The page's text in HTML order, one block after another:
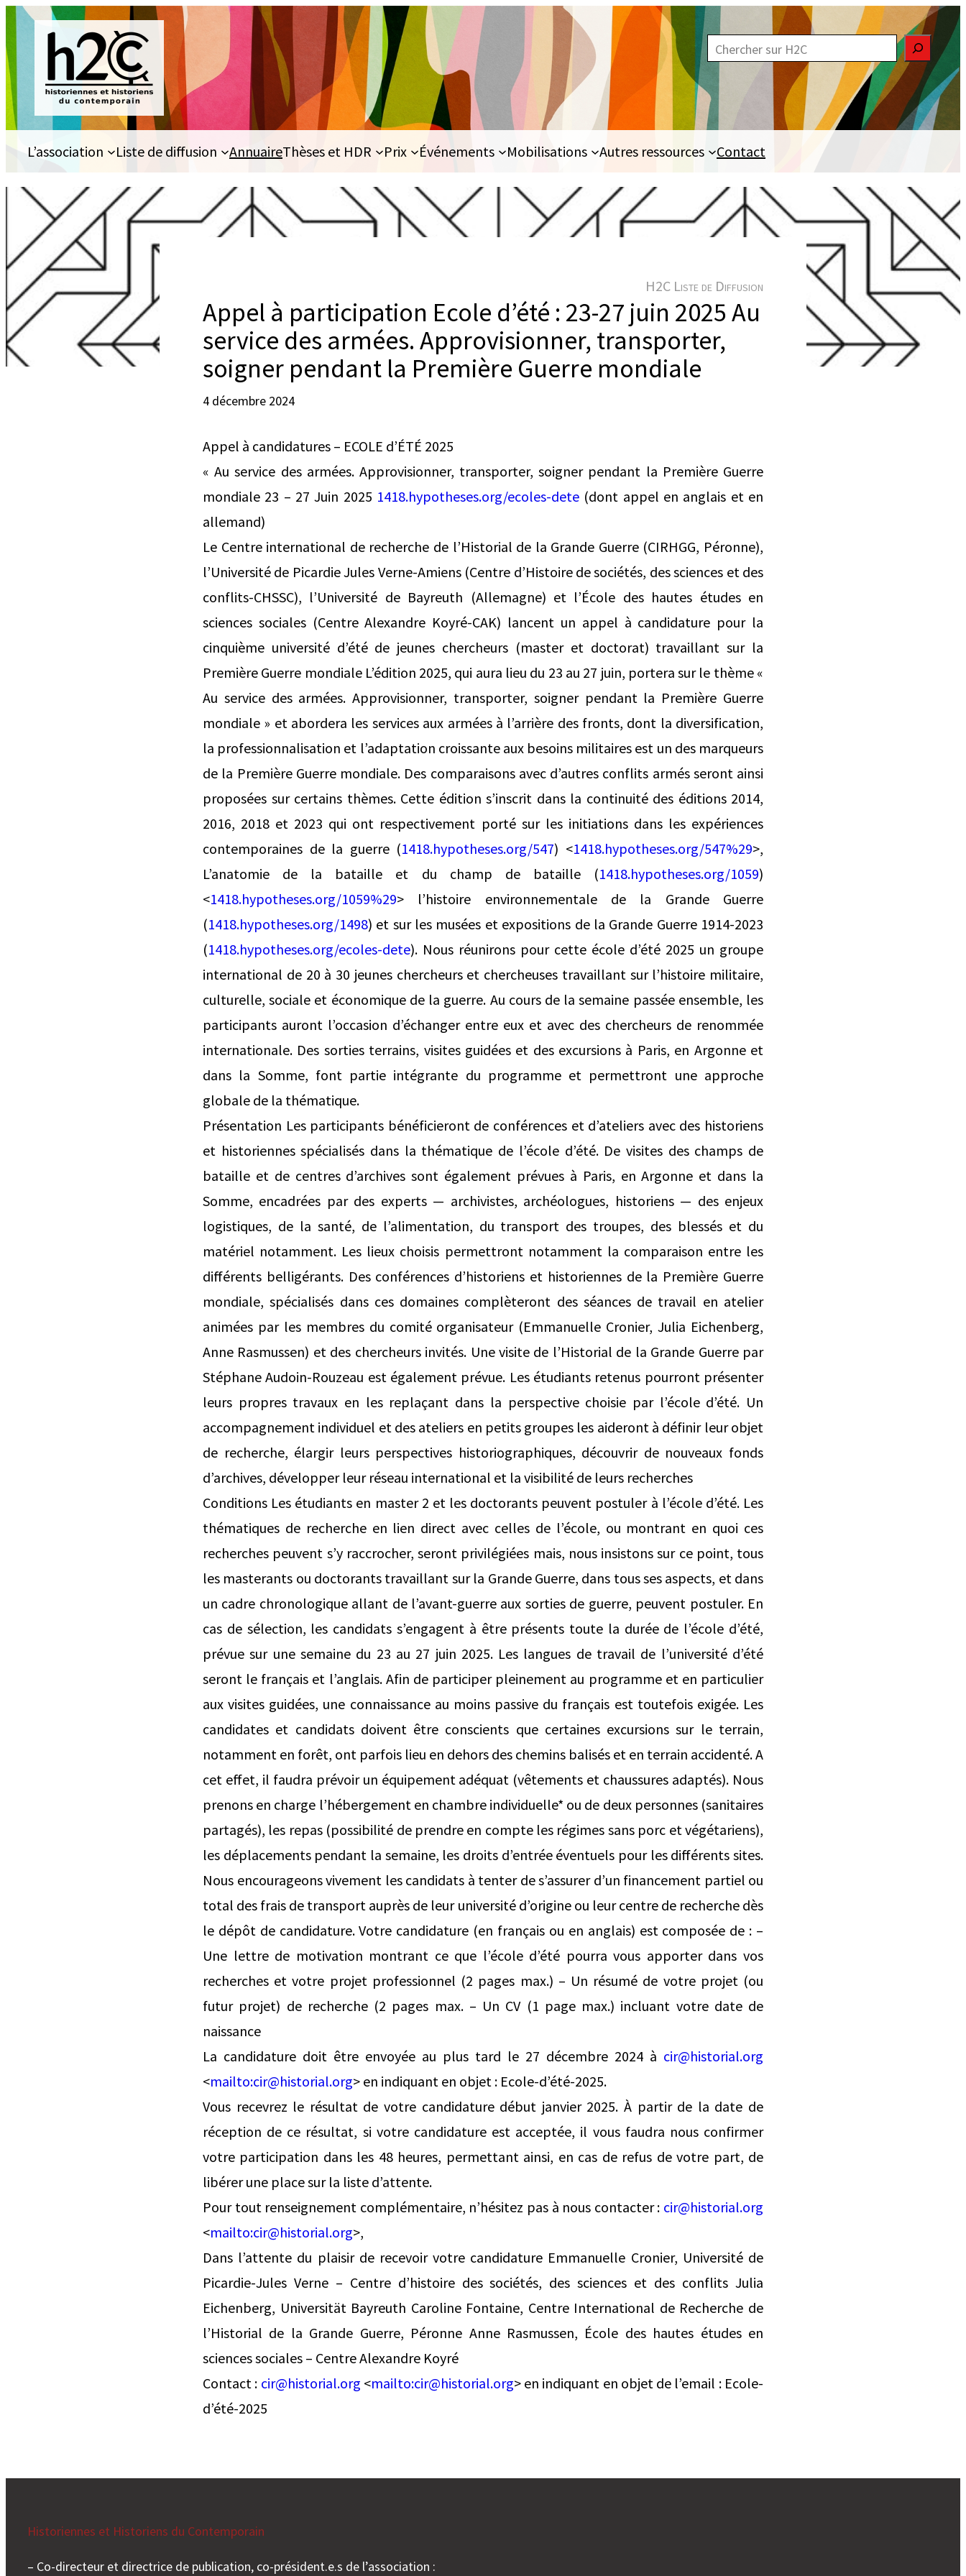
Aller
au
contenu
c
h
e
c
L’association Liste de diffusion AnnuaireThèses et HDR Prix Événements Mobilisations Autres ressources Contact
H2C Liste de Diffusion
Appel à participation Ecole d’été : 23-27 juin 2025 Au
service des armées. Approvisionner, transporter,
soigner pendant la Première Guerre mondiale
4 décembre 2024
Appel à candidatures – ECOLE d’ÉTÉ 2025
« Au service des armées. Approvisionner, transporter, soigner pendant la Première Guerre
mondiale 23 – 27 Juin 2025 1418.hypotheses.org/ecoles-dete (dont appel en anglais et en
allemand)
Le Centre international de recherche de l’Historial de la Grande Guerre (CIRHGG, Péronne),
l’Université de Picardie Jules Verne-Amiens (Centre d’Histoire de sociétés, des sciences et des
conflits-CHSSC), l’Université de Bayreuth (Allemagne) et l’École des hautes études en
sciences sociales (Centre Alexandre Koyré-CAK) lancent un appel à candidature pour la
cinquième université d’été de jeunes chercheurs (master et doctorat) travaillant sur la
Première Guerre mondiale L’édition 2025, qui aura lieu du 23 au 27 juin, portera sur le thème «
Au service des armées. Approvisionner, transporter, soigner pendant la Première Guerre
mondiale » et abordera les services aux armées à l’arrière des fronts, dont la diversification,
la professionnalisation et l’adaptation croissante aux besoins militaires est un des marqueurs
de la Première Guerre mondiale. Des comparaisons avec d’autres conflits armés seront ainsi
proposées sur certains thèmes. Cette édition s’inscrit dans la continuité des éditions 2014,
2016, 2018 et 2023 qui ont respectivement porté sur les initiations dans les expériences
contemporaines de la guerre (1418.hypotheses.org/547) <1418.hypotheses.org/547%29>,
L’anatomie de la bataille et du champ de bataille (1418.hypotheses.org/1059)
<1418.hypotheses.org/1059%29> l’histoire environnementale de la Grande Guerre
(1418.hypotheses.org/1498) et sur les musées et expositions de la Grande Guerre 1914-2023
(1418.hypotheses.org/ecoles-dete). Nous réunirons pour cette école d’été 2025 un groupe
international de 20 à 30 jeunes chercheurs et chercheuses travaillant sur l’histoire militaire,
culturelle, sociale et économique de la guerre. Au cours de la semaine passée ensemble, les
participants auront l’occasion d’échanger entre eux et avec des chercheurs de renommée
internationale. Des sorties terrains, visites guidées et des excursions à Paris, en Argonne et
dans la Somme, font partie intégrante du programme et permettront une approche
globale de la thématique.
Présentation Les participants bénéficieront de conférences et d’ateliers avec des historiens
et historiennes spécialisés dans la thématique de l’école d’été. De visites des champs de
bataille et de centres d’archives sont également prévues à Paris, en Argonne et dans la
Somme, encadrées par des experts — archivistes, archéologues, historiens — des enjeux
logistiques, de la santé, de l’alimentation, du transport des troupes, des blessés et du
matériel notamment. Les lieux choisis permettront notamment la comparaison entre les
différents belligérants. Des conférences d’historiens et historiennes de la Première Guerre
mondiale, spécialisés dans ces domaines complèteront des séances de travail en atelier
animées par les membres du comité organisateur (Emmanuelle Cronier, Julia Eichenberg,
Anne Rasmussen) et des chercheurs invités. Une visite de l’Historial de la Grande Guerre par
Stéphane Audoin-Rouzeau est également prévue. Les étudiants retenus pourront présenter
leurs propres travaux en les replaçant dans la perspective choisie par l’école d’été. Un
accompagnement individuel et des ateliers en petits groupes les aideront à définir leur objet
de recherche, élargir leurs perspectives historiographiques, découvrir de nouveaux fonds
d’archives, développer leur réseau international et la visibilité de leurs recherches
Conditions Les étudiants en master 2 et les doctorants peuvent postuler à l’école d’été. Les
thématiques de recherche en lien direct avec celles de l’école, ou montrant en quoi ces
recherches peuvent s’y raccrocher, seront privilégiées mais, nous insistons sur ce point, tous
les masterants ou doctorants travaillant sur la Grande Guerre, dans tous ses aspects, et dans
un cadre chronologique allant de l’avant-guerre aux sorties de guerre, peuvent postuler. En
cas de sélection, les candidats s’engagent à être présents toute la durée de l’école d’été,
prévue sur une semaine du 23 au 27 juin 2025. Les langues de travail de l’université d’été
seront le français et l’anglais. Afin de participer pleinement au programme et en particulier
aux visites guidées, une connaissance au moins passive du français est toutefois exigée. Les
candidates et candidats doivent être conscients que certaines excursions sur le terrain,
notamment en forêt, ont parfois lieu en dehors des chemins balisés et en terrain accidenté. A
cet effet, il faudra prévoir un équipement adéquat (vêtements et chaussures adaptés). Nous
prenons en charge l’hébergement en chambre individuelle* ou de deux personnes (sanitaires
partagés), les repas (possibilité de prendre en compte les régimes sans porc et végétariens),
les déplacements pendant la semaine, les droits d’entrée éventuels pour les différents sites.
Nous encourageons vivement les candidats à tenter de s’assurer d’un financement partiel ou
total des frais de transport auprès de leur université d’origine ou leur centre de recherche dès
le dépôt de candidature. Votre candidature (en français ou en anglais) est composée de : –
Une lettre de motivation montrant ce que l’école d’été pourra vous apporter dans vos
recherches et votre projet professionnel (2 pages max.) – Un résumé de votre projet (ou
futur projet) de recherche (2 pages max. – Un CV (1 page max.) incluant votre date de
naissance
La candidature doit être envoyée au plus tard le 27 décembre 2024 à cir@historial.org
<mailto:cir@historial.org> en indiquant en objet : Ecole-d’été-2025.
Vous recevrez le résultat de votre candidature début janvier 2025. À partir de la date de
réception de ce résultat, si votre candidature est acceptée, il vous faudra nous confirmer
votre participation dans les 48 heures, permettant ainsi, en cas de refus de votre part, de
libérer une place sur la liste d’attente.
Pour tout renseignement complémentaire, n’hésitez pas à nous contacter : cir@historial.org
<mailto:cir@historial.org>,
Dans l’attente du plaisir de recevoir votre candidature Emmanuelle Cronier, Université de
Picardie-Jules Verne – Centre d’histoire des sociétés, des sciences et des conflits Julia
Eichenberg, Universität Bayreuth Caroline Fontaine, Centre International de Recherche de
l’Historial de la Grande Guerre, Péronne Anne Rasmussen, École des hautes études en
sciences sociales – Centre Alexandre Koyré
Contact : cir@historial.org <mailto:cir@historial.org> en indiquant en objet de l’email : Ecole-
d’été-2025
Historiennes et Historiens du Contemporain
– Co-directeur et directrice de publication, co-président.e.s de l’association :